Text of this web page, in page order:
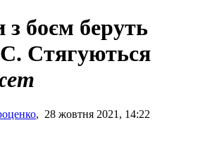
з боєм беруть
Стягуються
, 28 жовтня 2021, 14:22